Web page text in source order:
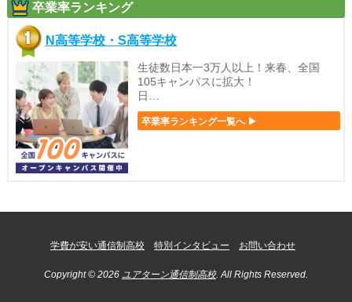
卒業率ランキング
N高等学校・S高等学校
生徒数日本一3万人以上！来春、全国
105キャンパスに拡大！
日…
卒業率ランキング一覧へ ▶
学費が安い通信制高校 特別インタビュー お問い合わせ
Copyright © 2026 ユアターン通信制高校. All Rights Reserved.